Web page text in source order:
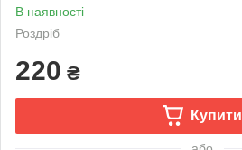
В наявності
Роздріб
220 ₴
Купити